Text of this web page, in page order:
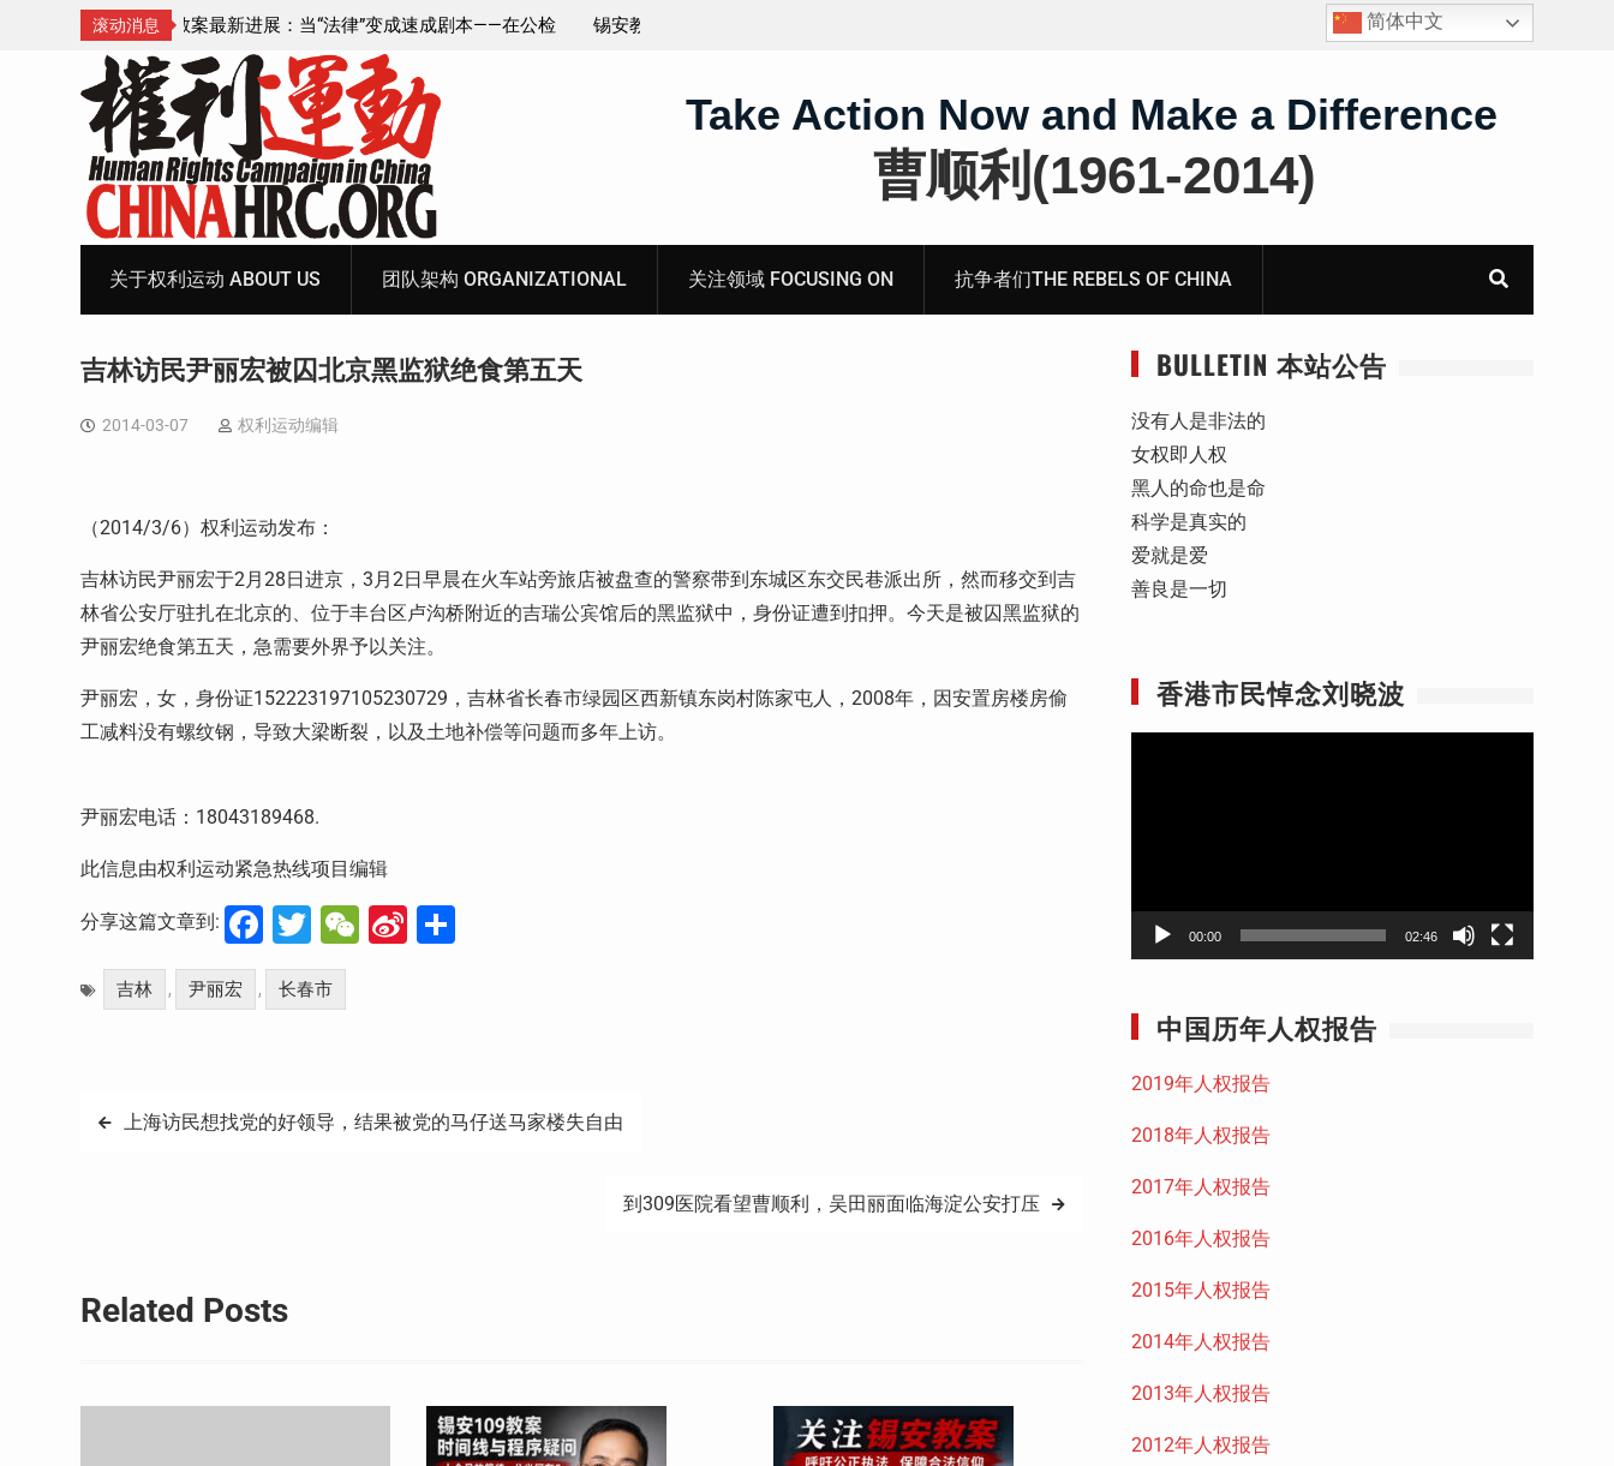
滚动消息
速成剧本——在公检 锡安教案王聪女士被抓更多细节曝光 之一
获刑8年的安徽省合肥市法轮功学员、软件工程师唐志
简体中文
Take Action Now and Make a Difference
曹顺利(1961-2014)
关于权利运动 ABOUT US 团队架构 ORGANIZATIONAL 关注领域 FOCUSING ON 抗争者们THE REBELS OF CHINA
吉林访民尹丽宏被囚北京黑监狱绝食第五天
2014-03-07 权利运动编辑
（2014/3/6）权利运动发布：
吉林访民尹丽宏于2月 28 日进京， 3月 2日早晨在火车站旁旅店被盘查的警察带到东城区东交民巷派出所，然而移交到吉
林省公安厅驻扎在北京的、位于丰台区卢沟桥附近的吉瑞公宾馆后的黑监狱中，身份证遭到扣押。今天是被囚黑监狱的
尹丽宏绝食第五天，急需要外界予以关注。
尹丽宏，女，身份证152223197105230729 ，吉林省长春市绿园区西新镇东岗村陈家屯人， 2008年，因安置房楼房偷
工减料没有螺纹钢，导致大梁断裂，以及土地补偿等问题而多年上访。
尹丽宏电话： 18043189468.
此信息由权利运动紧急热线项目编辑
分享这篇文章到: Facebook
Twitter
WeChat
Sina
吉林 , 尹丽宏 , 长春市
文 上海访民想找党的好领导，结果被党的马仔送马家楼失自由
到309医院看望曹顺利，吴田丽面临海淀公安打压
Related Posts
BULLETIN 本站公告
没有人是非法的
女权即人权
黑人的命也是命
科学是真实的
爱就是爱
善良是一切
香港市民悼念刘晓波
00:00 02:46
中国历年人权报告
2019年人权报告
2018年人权报告
2017年人权报告
2016年人权报告
2015年人权报告
2014年人权报告
2013年人权报告
2012年人权报告